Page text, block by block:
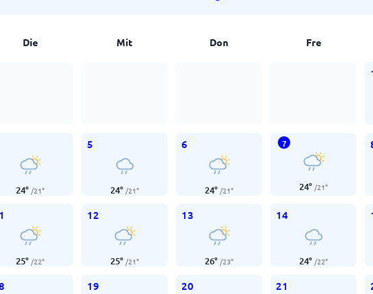
Die Mit Don Fre
24° /21°
5
24° /21°
6
24° /21°
7
24° /21°
25° /22°
12
25° /21°
13
26° /23°
14
24° /22°
19 20 21